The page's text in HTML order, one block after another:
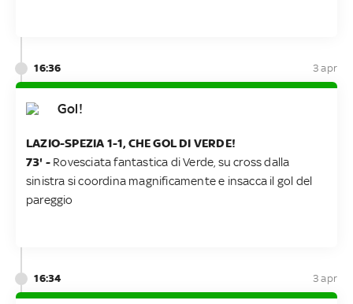
16:36 3 apr
Gol!
LAZIO-SPEZIA 1-1, CHE GOL DI VERDE!
73' - Rovesciata fantastica di Verde, su cross dalla
sinistra si coordina magnificamente e insacca il gol del
pareggio
16:34 3 apr